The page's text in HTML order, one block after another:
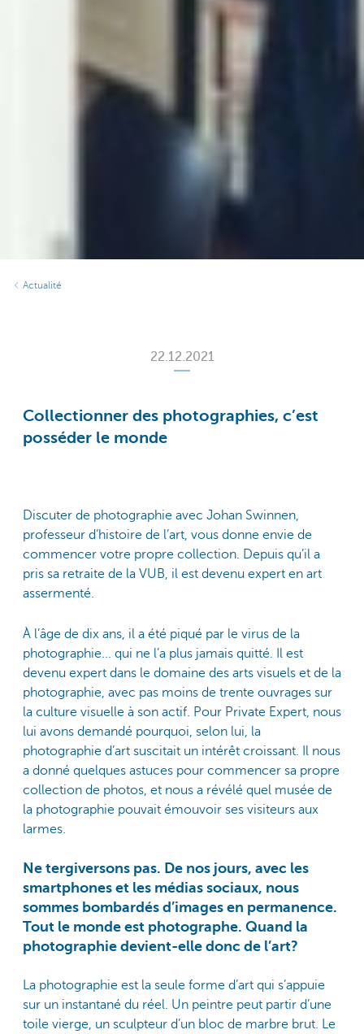
Actualité
22.12.2021
Collectionner des photographies, c’est
posséder le monde
Discuter de photographie avec Johan Swinnen,
professeur d’histoire de l’art, vous donne envie de
commencer votre propre collection. Depuis qu’il a
pris sa retraite de la VUB, il est devenu expert en art
assermenté.
À l’âge de dix ans, il a été piqué par le virus de la
photographie... qui ne l’a plus jamais quitté. Il est
devenu expert dans le domaine des arts visuels et de la
photographie, avec pas moins de trente ouvrages sur
la culture visuelle à son actif. Pour Private Expert, nous
lui avons demandé pourquoi, selon lui, la
photographie d’art suscitait un intérêt croissant. Il nous
a donné quelques astuces pour commencer sa propre
collection de photos, et nous a révélé quel musée de
la photographie pouvait émouvoir ses visiteurs aux
larmes.
Ne tergiversons pas. De nos jours, avec les
smartphones et les médias sociaux, nous
sommes bombardés d’images en permanence.
Tout le monde est photographe. Quand la
photographie devient-elle donc de l’art?
La photographie est la seule forme d’art qui s’appuie
sur un instantané du réel. Un peintre peut partir d’une
toile vierge, un sculpteur d’un bloc de marbre brut. Le